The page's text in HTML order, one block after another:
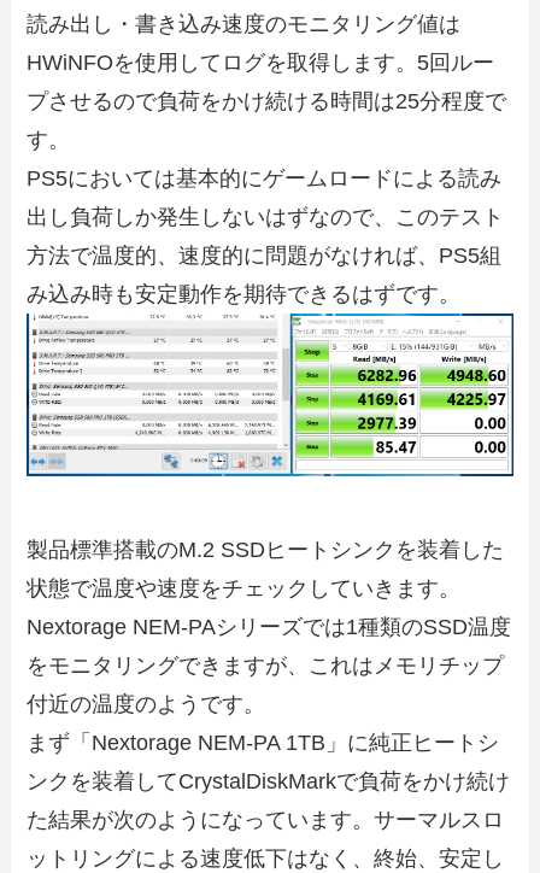
読み出し・書き込み速度のモニタリング値は
HWiNFOを使用してログを取得します。5回ルー
プさせるので負荷をかけ続ける時間は25分程度で
す。
PS5においては基本的にゲームロードによる読み
出し負荷しか発生しないはずなので、このテスト
方法で温度的、速度的に問題がなければ、PS5組
み込み時も安定動作を期待できるはずです。
製品標準搭載のM.2 SSDヒートシンクを装着した
状態で温度や速度をチェックしていきます。
Nextorage NEM-PAシリーズでは1種類のSSD温度
をモニタリングできますが、これはメモリチップ
付近の温度のようです。
まず「Nextorage NEM-PA 1TB」に純正ヒートシ
ンクを装着してCrystalDiskMarkで負荷をかけ続け
た結果が次のようになっています。サーマルスロ
ットリングによる速度低下はなく、終始、安定し